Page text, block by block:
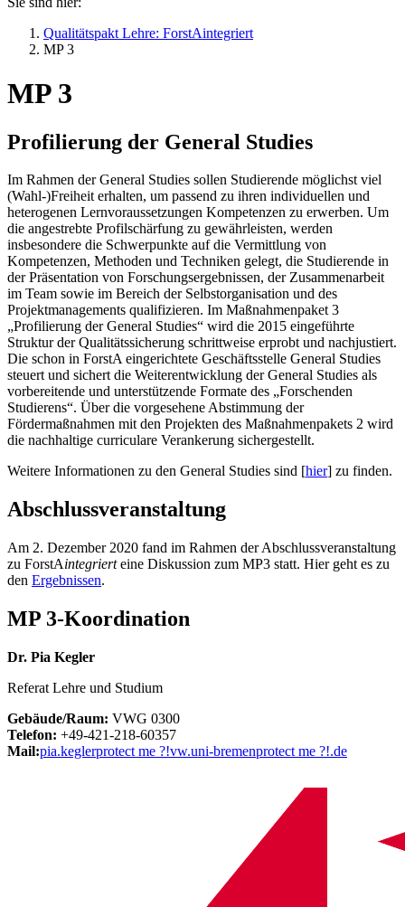
Qualitätspakt Lehre: ForstAintegriert
MP 3
MP 3
Profilierung der General Studies
Im Rahmen der General Studies sollen Studierende möglichst viel
(Wahl-)Freiheit erhalten, um passend zu ihren individuellen und
heterogenen Lernvoraussetzungen Kompetenzen zu erwerben. Um
die angestrebte Profilschärfung zu gewährleisten, werden
insbesondere die Schwerpunkte auf die Vermittlung von
Kompetenzen, Methoden und Techniken gelegt, die Studierende in
der Präsentation von Forschungsergebnissen, der Zusammenarbeit
im Team sowie im Bereich der Selbstorganisation und des
Projektmanagements qualifizieren. Im Maßnahmenpaket 3
„Profilierung der General Studies“ wird die 2015 eingeführte
Struktur der Qualitätssicherung schrittweise erprobt und nachjustiert.
Die schon in ForstA eingerichtete Geschäftsstelle General Studies
steuert und sichert die Weiterentwicklung der General Studies als
vorbereitende und unterstützende Formate des „Forschenden
Studierens“. Über die vorgesehene Abstimmung der
Fördermaßnahmen mit den Projekten des Maßnahmenpakets 2 wird
die nachhaltige curriculare Verankerung sichergestellt.
Weitere Informationen zu den General Studies sind [hier] zu finden.
Abschlussveranstaltung
Am 2. Dezember 2020 fand im Rahmen der Abschlussveranstaltung
zu ForstAintegrierteine Diskussion zum MP3 statt. Hier geht es zu
den Ergebnissen.
MP 3-Koordination
Dr. Pia Kegler
Referat Lehre und Studium
Gebäude/Raum: VWG 0300
Telefon: +49-421-218-60357
Mail:pia.keglerprotect me ?!vw.uni-bremenprotect me ?!.de